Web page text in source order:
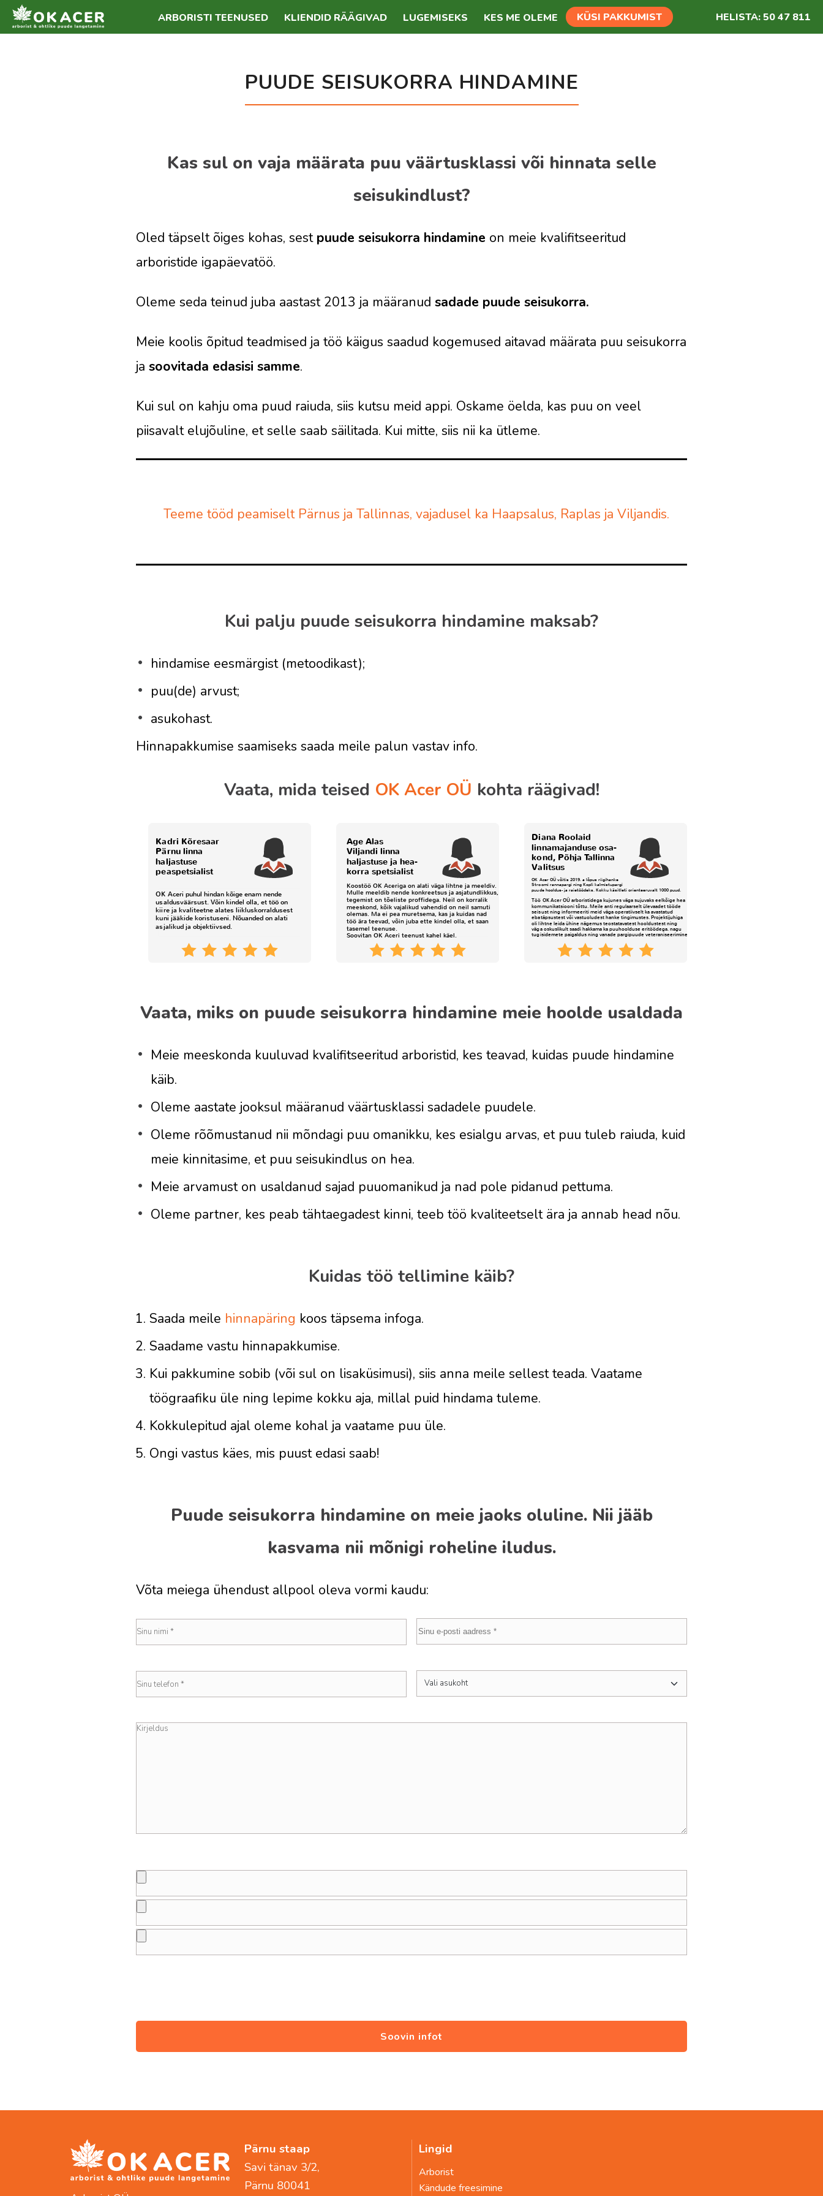
ARBORISTI TEENUSED KLIENDID RÄÄGIVAD LUGEMISEKS KES ME OLEME KÜSI PAKKUMIST HELISTA: 50 47 811
PUUDE SEISUKORRA HINDAMINE
Kas sul on vaja määrata puu väärtusklassi või hinnata selle
seisukindlust?
Oled täpselt õiges kohas, sest puude seisukorra hindamine on meie kvalifitseeritud
arboristide igapäevatöö.
Oleme seda teinud juba aastast 2013 ja määranud sadade puude seisukorra.
Meie koolis õpitud teadmised ja töö käigus saadud kogemused aitavad määrata puu seisukorra
ja soovitada edasisi samme.
Kui sul on kahju oma puud raiuda, siis kutsu meid appi. Oskame öelda, kas puu on veel
piisavalt elujõuline, et selle saab säilitada. Kui mitte, siis nii ka ütleme.
Teeme tööd peamiselt Pärnus ja Tallinnas, vajadusel ka Haapsalus, Raplas ja Viljandis.
Kui palju puude seisukorra hindamine maksab?
hindamise eesmärgist (metoodikast);
puu(de) arvust;
asukohast.
Hinnapakkumise saamiseks saada meile palun vastav info.
Vaata, mida teised OK Acer OÜ kohta räägivad!
Vaata, miks on puude seisukorra hindamine meie hoolde usaldada
Meie meeskonda kuuluvad kvalifitseeritud arboristid, kes teavad, kuidas puude hindamine
käib.
Oleme aastate jooksul määranud väärtusklassi sadadele puudele.
Oleme rõõmustanud nii mõndagi puu omanikku, kes esialgu arvas, et puu tuleb raiuda, kuid
meie kinnitasime, et puu seisukindlus on hea.
Meie arvamust on usaldanud sajad puuomanikud ja nad pole pidanud pettuma.
Oleme partner, kes peab tähtaegadest kinni, teeb töö kvaliteetselt ära ja annab head nõu.
Kuidas töö tellimine käib?
Saada meile hinnapäring koos täpsema infoga.
Saadame vastu hinnapakkumise.
Kui pakkumine sobib (või sul on lisaküsimusi), siis anna meile sellest teada. Vaatame
töögraafiku üle ning lepime kokku aja, millal puid hindama tuleme.
Kokkulepitud ajal oleme kohal ja vaatame puu üle.
Ongi vastus käes, mis puust edasi saab!
Puude seisukorra hindamine on meie jaoks oluline. Nii jääb
kasvama nii mõnigi roheline iludus.
Võta meiega ühendust allpool oleva vormi kaudu:
Pärnu staap
Savi tänav 3/2,
Pärnu 80041
Lingid
Arborist
Kändude freesimine